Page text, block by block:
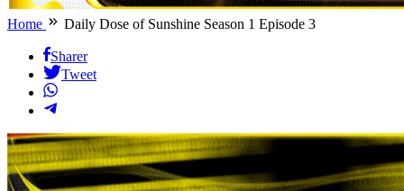
Home Daily Dose of Sunshine Season 1 Episode 3
Sharer
Tweet